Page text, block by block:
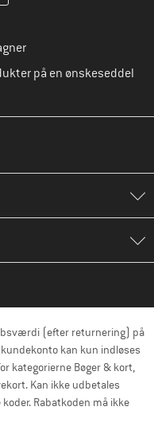
på en ønskeseddel
(efter returnering) på
kan kun indløses
kategorierne Bøger & kort,
Kan ikke udbetales
Rabatkoden må ikke